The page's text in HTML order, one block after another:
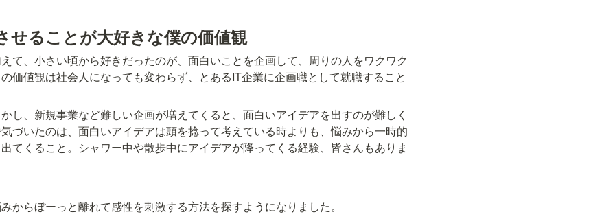
せることが大好きな僕の価値観
て、小さい頃から好きだったのが、面白いことを企画して、周りの人をワクワク
価値観は社会人になっても変わらず、とあるIT企業に企画職として就職すること
し、新規事業など難しい企画が増えてくると、面白いアイデアを出すのが難しく
づいたのは、面白いアイデアは頭を捻って考えている時よりも、悩みから一時的
てくること。シャワー中や散歩中にアイデアが降ってくる経験、皆さんもありま
からぼーっと離れて感性を刺激する方法を探すようになりました。